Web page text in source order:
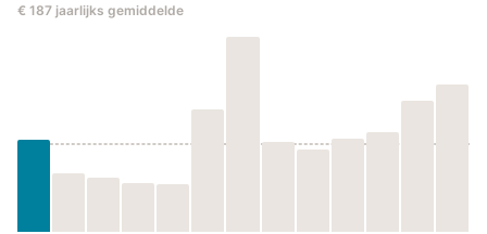
€ 187 jaarlijks gemiddelde